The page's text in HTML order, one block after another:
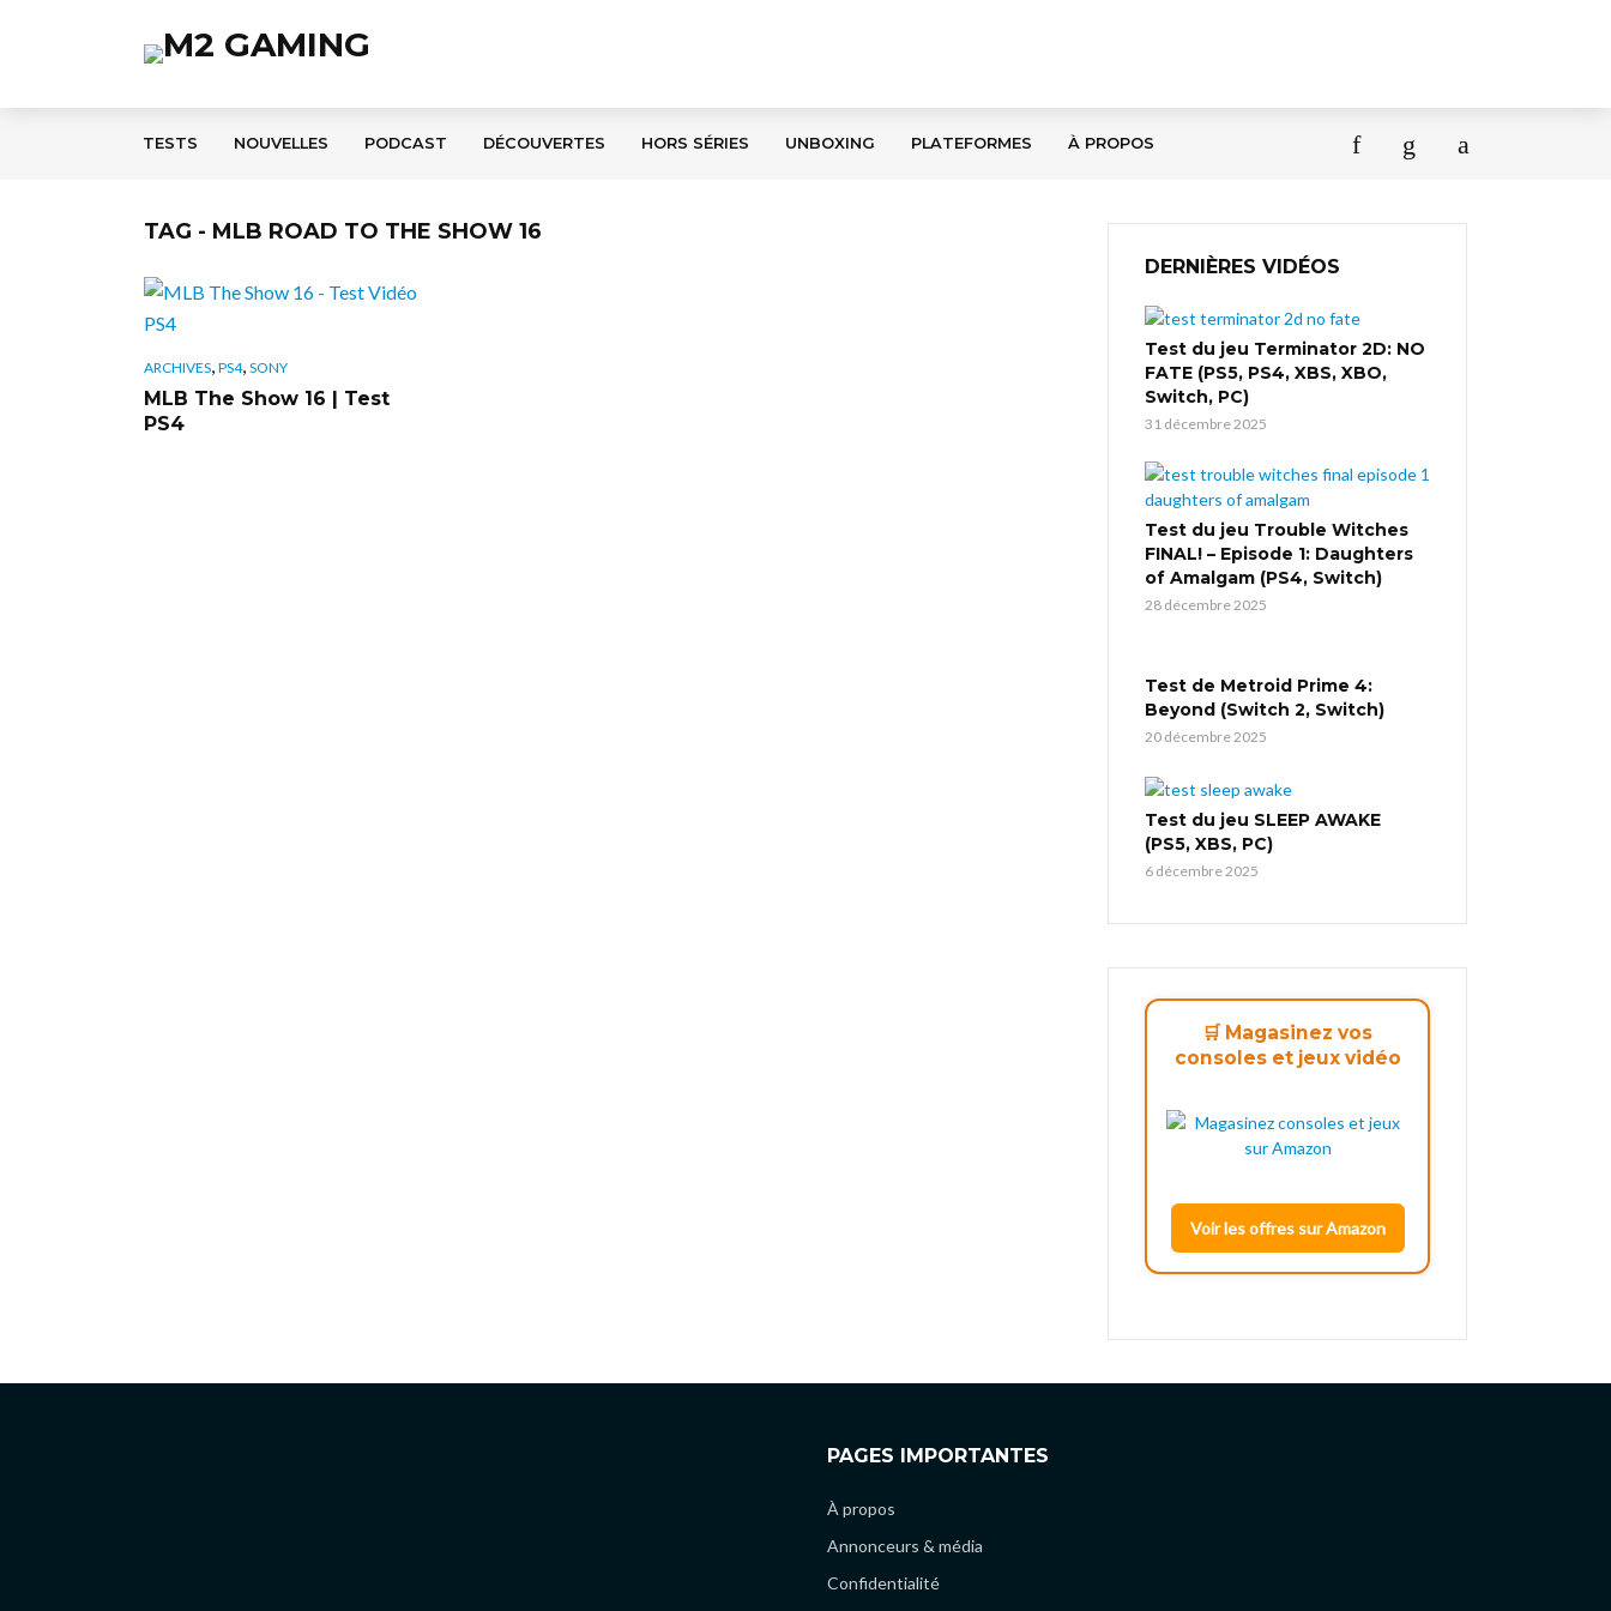
TESTS NOUVELLES PODCAST DÉCOUVERTES HORS SÉRIES UNBOXING PLATEFORMES À PROPOS
TAG - MLB ROAD TO THE SHOW 16
ARCHIVES, PS4, SONY
MLB The Show 16 | Test
PS4
DERNIÈRES VIDÉOS
Test du jeu Terminator 2D: NO
FATE (PS5, PS4, XBS, XBO,
Switch, PC)
31 décembre 2025
Test du jeu Trouble Witches
FINAL! – Episode 1: Daughters
of Amalgam (PS4, Switch)
28 décembre 2025
Test de Metroid Prime 4:
Beyond (Switch 2, Switch)
20 décembre 2025
Test du jeu SLEEP AWAKE
(PS5, XBS, PC)
6 décembre 2025
🛒 Magasinez vos
consoles et jeux vidéo
Voir les offres sur Amazon
PAGES IMPORTANTES
À propos
Annonceurs & média
Confidentialité